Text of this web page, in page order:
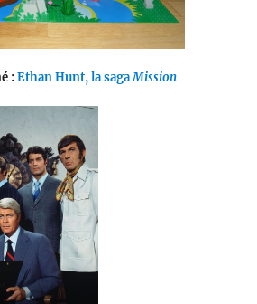
:Ethan Hunt, la sagaMission